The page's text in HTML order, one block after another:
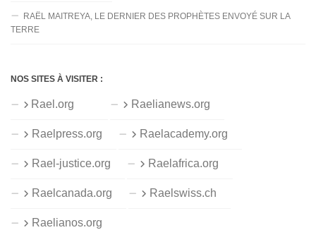
RAËL MAITREYA, LE DERNIER DES PROPHÈTES ENVOYÉ SUR LA
TERRE
NOS SITES À VISITER :
Rael.org Raelianews.org
Raelpress.org Raelacademy.org
Rael-justice.org Raelafrica.org
Raelcanada.org Raelswiss.ch
Raelianos.org